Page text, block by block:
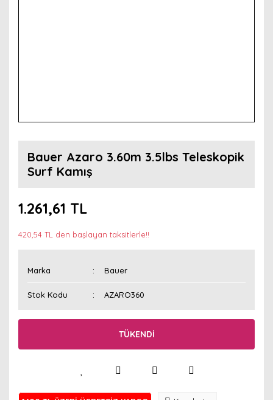
Bauer Azaro 3.60m 3.5lbs Teleskopik
Surf Kamış
1.261,61 TL
420,54 TL den başlayan taksitlerle!!
Marka Bauer
Stok Kodu AZARO360
TÜKENDİ